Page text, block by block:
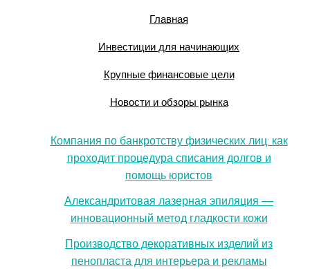
Главная
Инвестиции для начинающих
Крупные финансовые цели
Новости и обзоры рынка
Компания по банкротству физических лиц: как
проходит процедура списания долгов и
помощь юристов
Александритовая лазерная эпиляция —
инновационный метод гладкости кожи
Производство декоративных изделий из
пенопласта для интерьера и рекламы